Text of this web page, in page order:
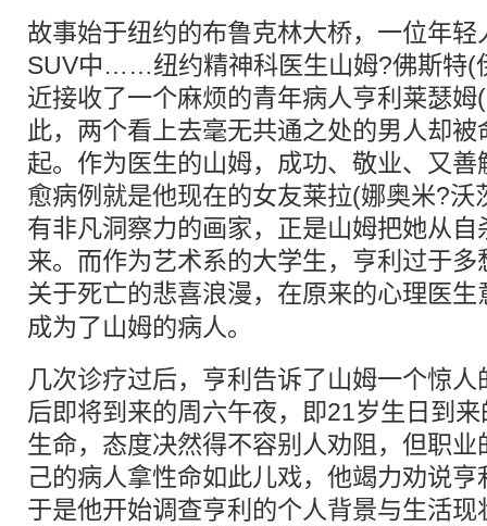
故事始于纽约的布鲁克林大桥，一位年
SUV中……纽约精神科医生山姆?佛斯特(
近接收了一个麻烦的青年病人亨利莱瑟
此，两个看上去毫无共通之处的男人却
起。作为医生的山姆，成功、敬业、又
愈病例就是他现在的女友莱拉(娜奥米?沃
有非凡洞察力的画家，正是山姆把她从
来。而作为艺术系的大学生，亨利过于
关于死亡的悲喜浪漫，在原来的心理医生
成为了山姆的病人。
几次诊疗过后，亨利告诉了山姆一个惊
后即将到来的周六午夜，即21岁生日到
生命，态度决然得不容别人劝阻，但职
己的病人拿性命如此儿戏，他竭力劝说
于是他开始调查亨利的个人背景与生活